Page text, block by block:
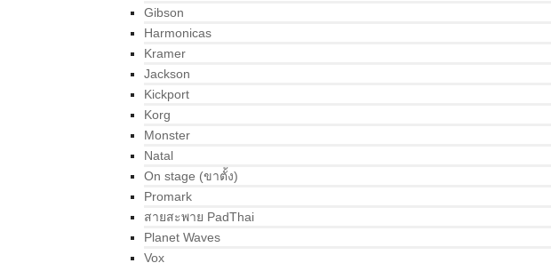
Gibson
Harmonicas
Kramer
Jackson
Kickport
Korg
Monster
Natal
On stage (ขาตั้ง)
Promark
สายสะพาย PadThai
Planet Waves
Vox